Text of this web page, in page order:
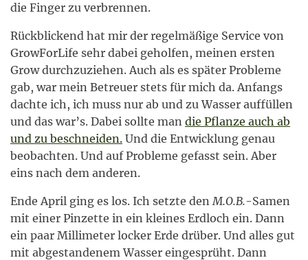
die Finger zu verbrennen.
Rückblickend hat mir der regelmäßige Service von
GrowForLife sehr dabei geholfen, meinen ersten
Grow durchzuziehen. Auch als es später Probleme
gab, war mein Betreuer stets für mich da. Anfangs
dachte ich, ich muss nur ab und zu Wasser auffüllen
und das war’s. Dabei sollte man die Pflanze auch ab
und zu beschneiden. Und die Entwicklung genau
beobachten. Und auf Probleme gefasst sein. Aber
eins nach dem anderen.
Ende April ging es los. Ich setzte denM.O.B.-Samen
mit einer Pinzette in ein kleines Erdloch ein. Dann
ein paar Millimeter locker Erde drüber. Und alles gut
mit abgestandenem Wasser eingesprüht. Dann